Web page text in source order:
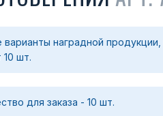
наградной
шт.
для заказа - 10 шт.